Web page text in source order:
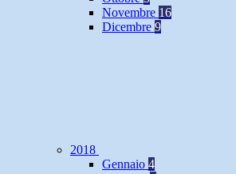
Novembre 16
Dicembre 9
2018
Gennaio 4